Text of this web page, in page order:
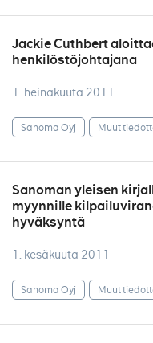
Jackie Cuthbert
henkilöstöjohtajana
1. heinäkuuta 2011
Sanoma Oyj Muut
Sanoman yleisen
myynnille
hyväksyntä
1. kesäkuuta 2011
Sanoma Oyj Muut